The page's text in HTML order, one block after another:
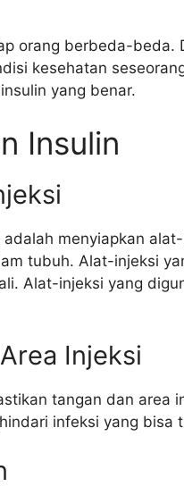
orang berbeda-beda.
kesehatan
yang benar.
Insulin
menyiapkan
tubuh. Alat-injeksi
Alat-injeksi yang
Injeksi
tangan dan area
infeksi yang bisa